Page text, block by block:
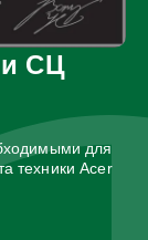
СЦ
для
техники Acer